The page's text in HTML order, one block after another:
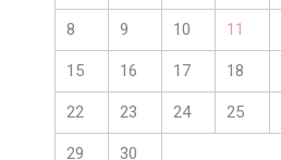
8 9 10 11
15 16 17 18
22 23 24 25
29 30